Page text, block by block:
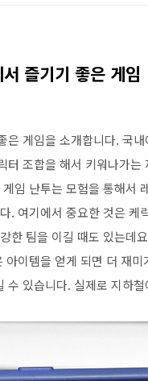
즐기기 좋은 게임
은 게임을 소개합니다. 국
터 조합을 해서 키워나가
임 난투는 모험을 통해서
. 여기에서 중요한 것은 케
한 팀을 이길 때도 있는데
이템을 얻게 되면 더 재
있습니다. 실제로 지하